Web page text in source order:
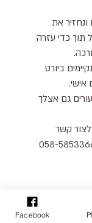
את
תוך כדי עזרה
ביורט
אישי.
גם אצלך
קשר
Facebook